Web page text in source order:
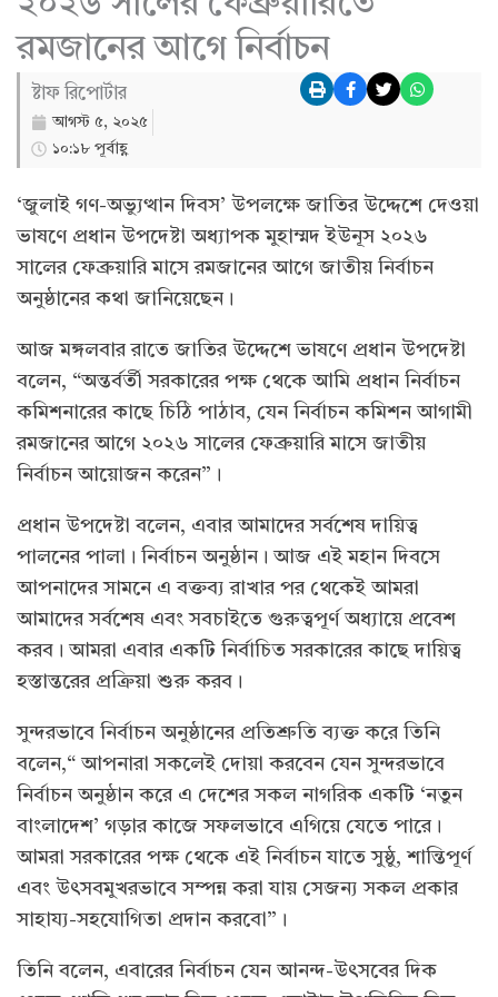
রমজানের আগে নির্বাচন
ষ্টাফ রিপোর্টার
আগস্ট ৫, ২০২৫
১০:১৮ পূর্বাহ্ণ
‘জুলাই গণ-অভ্যুত্থান দিবস’ উপলক্ষে জাতির উদ্দেশে দেওয়া
ভাষণে প্রধান উপদেষ্টা অধ্যাপক মুহাম্মদ ইউনূস ২০২৬
সালের ফেব্রুয়ারি মাসে রমজানের আগে জাতীয় নির্বাচন
অনুষ্ঠানের কথা জানিয়েছেন।
আজ মঙ্গলবার রাতে জাতির উদ্দেশে ভাষণে প্রধান উপদেষ্টা
বলেন, “অন্তর্বর্তী সরকারের পক্ষ থেকে আমি প্রধান নির্বাচন
কমিশনারের কাছে চিঠি পাঠাব, যেন নির্বাচন কমিশন আগামী
রমজানের আগে ২০২৬ সালের ফেব্রুয়ারি মাসে জাতীয়
নির্বাচন আয়োজন করেন”।
প্রধান উপদেষ্টা বলেন, এবার আমাদের সর্বশেষ দায়িত্ব
পালনের পালা। নির্বাচন অনুষ্ঠান। আজ এই মহান দিবসে
আপনাদের সামনে এ বক্তব্য রাখার পর থেকেই আমরা
আমাদের সর্বশেষ এবং সবচাইতে গুরুত্বপূর্ণ অধ্যায়ে প্রবেশ
করব। আমরা এবার একটি নির্বাচিত সরকারের কাছে দায়িত্ব
হস্তান্তরের প্রক্রিয়া শুরু করব।
সুন্দরভাবে নির্বাচন অনুষ্ঠানের প্রতিশ্রুতি ব্যক্ত করে তিনি
বলেন,“ আপনারা সকলেই দোয়া করবেন যেন সুন্দরভাবে
নির্বাচন অনুষ্ঠান করে এ দেশের সকল নাগরিক একটি ‘নতুন
বাংলাদেশ’ গড়ার কাজে সফলভাবে এগিয়ে যেতে পারে।
আমরা সরকারের পক্ষ থেকে এই নির্বাচন যাতে সুষ্ঠু, শান্তিপূর্ণ
এবং উৎসবমুখরভাবে সম্পন্ন করা যায় সেজন্য সকল প্রকার
সাহায্য-সহযোগিতা প্রদান করবো”।
তিনি বলেন, এবারের নির্বাচন যেন আনন্দ-উৎসবের দিক